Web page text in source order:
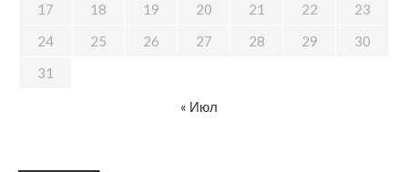
17
18 19 20 21 22
23
24
25 26 27 28 29
30
31
« Июл